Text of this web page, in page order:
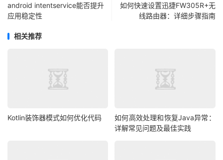
android intentservice能否提升
应用稳定性
如何快速设置迅捷FW305R+无
线路由器：详细步骤指南
相关推荐
Kotlin装饰器模式如何优化代码
如何高效处理和恢复Java异常：
详解常见问题及最佳实践